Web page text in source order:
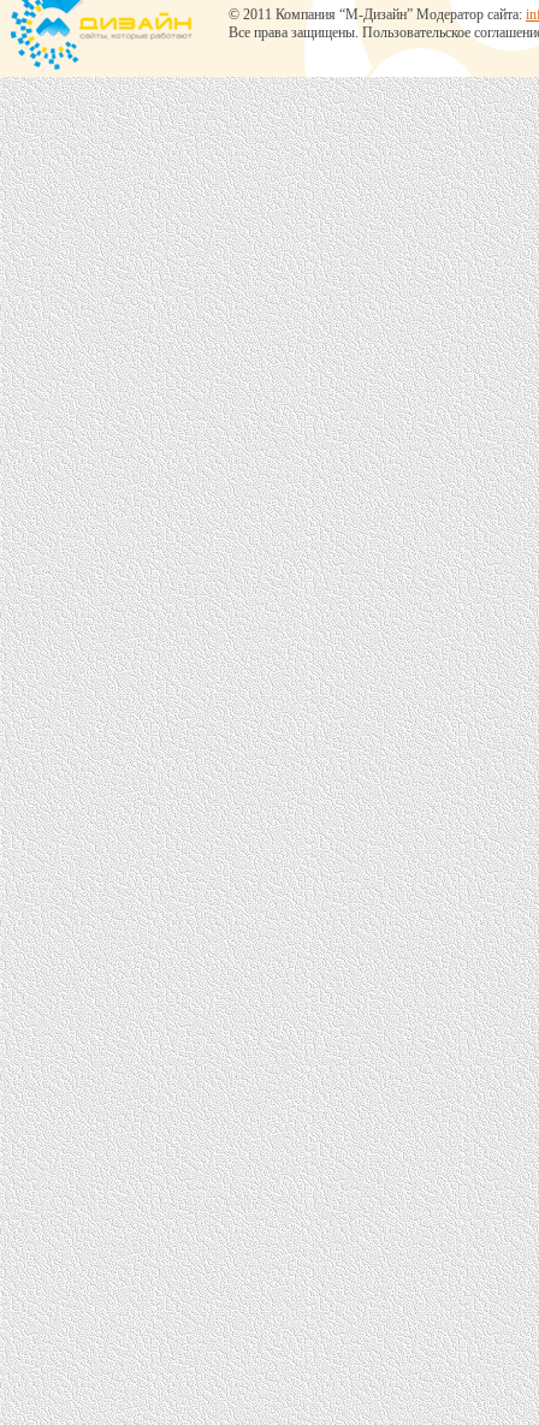
© 2011 Компания “М-Дизайн” Модератор сайта:
Все права защищены.Пользовательское